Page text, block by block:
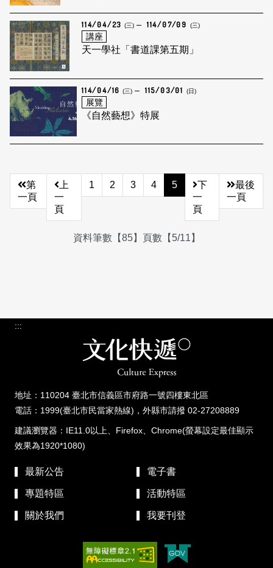
114/04/23 (三) 114/07/09 (三)
講座
天一學社「書道課第五期」
114/04/16 (三) 115/03/01 (日)
展覽
《自然藝想》特展
第
一頁
上
一
頁
1 2 3 4 5
下
一
頁
最後
一頁
資料筆數【85】頁數【5/11】
:::
地址：110204 臺北市信義區市府路一號四樓東北區
電話：1999(臺北市民當家熱線)，外縣市請撥 02-27208889
建議瀏覽器：IE11.0以上、Firefox、Chrome(螢幕設定最佳顯示
效果為1920*1080)
最新公告 電子書
專題特區 活動特區
關於我們 我要刊登